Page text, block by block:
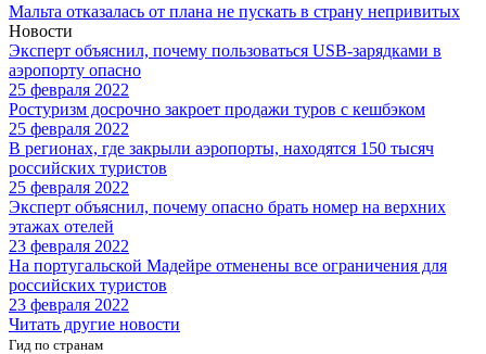
Мальта отказалась от плана не пускать в страну непривитых
Новости
Эксперт объяснил, почему пользоваться USB-зарядками в
аэропорту опасно
25 февраля 2022
Ростуризм досрочно закроет продажи туров с кешбэком
25 февраля 2022
В регионах, где закрыли аэропорты, находятся 150 тысяч
российских туристов
25 февраля 2022
Эксперт объяснил, почему опасно брать номер на верхних
этажах отелей
23 февраля 2022
На португальской Мадейре отменены все ограничения для
российских туристов
23 февраля 2022
Читать другие новости
Гид по странам